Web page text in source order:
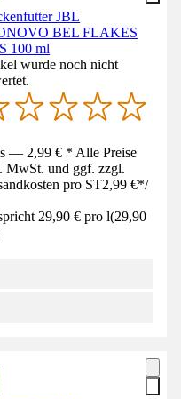
JBL
BEL FLAKES
100 ml
wurde noch nicht
— 2,99 € * Alle Preise
MwSt. und ggf. zzgl.
pro ST2,99 €*/
29,90 € pro l(29,90